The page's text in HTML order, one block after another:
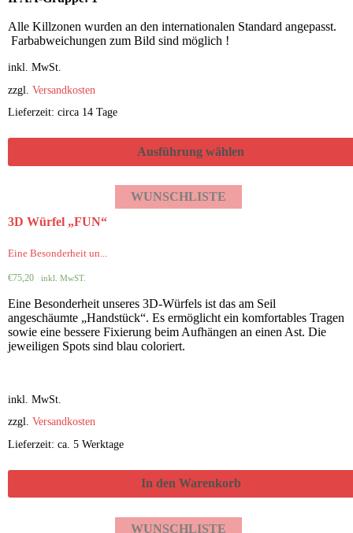
Alle Killzonen wurden an den internationalen Standard angepasst.
Farbabweichungen zum Bild sind möglich !
inkl. MwSt.
zzgl.Versandkosten
Lieferzeit: circa 14 Tage
Ausführung wählen
WUNSCHLISTE
3D Würfel „FUN“
Eine Besonderheit un...
€75,20 inkl. MwST.
Eine Besonderheit unseres 3D-Würfels ist das am Seil
angeschäumte „Handstück“. Es ermöglicht ein komfortables Tragen
sowie eine bessere Fixierung beim Aufhängen an einen Ast. Die
jeweiligen Spots sind blau coloriert.
inkl. MwSt.
zzgl.Versandkosten
Lieferzeit: ca. 5 Werktage
In den Warenkorb
WUNSCHLISTE